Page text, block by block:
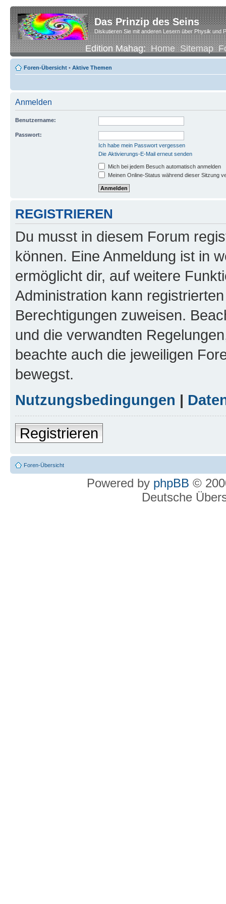
Das Prinzip des Seins
Diskutieren Sie mit anderen Lesern über Physik und
Edition Mahag:Home Sitemap
Foren-Übersicht • Aktive Themen
Anmelden
Benutzername:
Passwort:
Ich habe mein Passwort vergessen
Die Aktivierungs-E-Mail erneut senden
Mich bei jedem Besuch automatisch anmelden
Meinen Online-Status während dieser Sitzung
REGISTRIEREN
Du musst in diesem Forum
können. Eine Anmeldung ist in
ermöglicht dir, auf weitere
Administration kann
Berechtigungen zuweisen.
und die verwandten
beachte auch die jeweiligen
bewegst.
Nutzungsbedingungen |
Registrieren
Foren-Übersicht
Powered by phpBB ©
Deutsche